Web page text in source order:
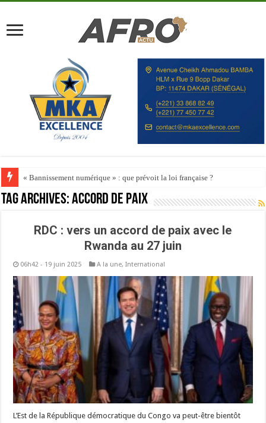
« Bannissement numérique » : que prévoit la loi française ?
Tag Archives:Accord de paix
RDC : vers un accord de paix avec le
Rwanda au 27 juin
06h42 - 19 juin 2025 A la une,International
L’Est de la République démocratique du Congo va peut-être bientôt